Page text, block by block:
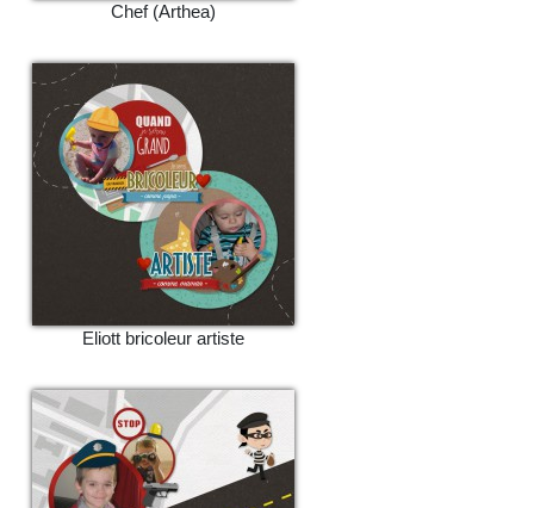
Chef (Arthea)
Eliott bricoleur artiste